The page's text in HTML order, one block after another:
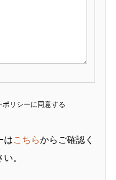
ポリシーに同意する
はこちらからご確認く
。